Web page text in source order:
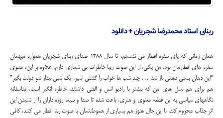
ربنای استاد محمدرضا شجریان + دانلود
همان زمانی که پای سفره افطار می نشستم، تا سال 1388 صدای ربنای شجریان همواره میهمان
سفره های افطارمان بود. من یکی، از این صوت زیبا خاطرات بی شماری دارم. علاوه بر این، مثنوی
“این دهان بستی دهانی باز شد … چ‍‍ند شب ‌ها خواب را گ‍‍شت‍‍ی اسی‍‍ر، یک شب‍‍ی بی‍‍دار ش‍‍و دول‍‍ت بگی‍‍ر”
هم برای هم نسل های من که بیشتر با رادیو انس و الفتی داشتند، خاطره انگیز است. متاسفانه
نگاههای سیاسی به این قطعه معنوی و هنری، باعث شده تا صدا و سیما روزه داران را از شنیدن این
اثر جذاب محروم کند. با این حال هنوز هم بسیاری از هموطنانمان با صوت ربنا افطار می کنند، کافی